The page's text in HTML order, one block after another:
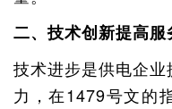
二、技术创新提高服
技术进步是供电企
力，在1479号文的